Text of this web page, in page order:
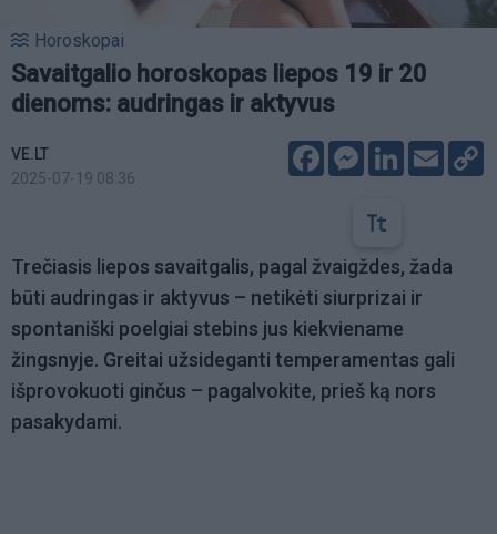
Horoskopai
Savaitgalio horoskopas liepos 19 ir 20
dienoms: audringas ir aktyvus
VE.LT
2025-07-19 08:36
FacebookMessenger
LinkedIn
Email
Trečiasis liepos savaitgalis, pagal žvaigždes, žada
būti audringas ir aktyvus – netikėti siurprizai ir
spontaniški poelgiai stebins jus kiekviename
žingsnyje. Greitai užsideganti temperamentas gali
išprovokuoti ginčus – pagalvokite, prieš ką nors
pasakydami.